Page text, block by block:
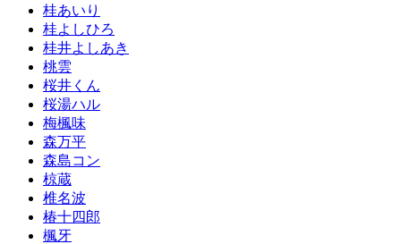
桂あいり
桂よしひろ
桂井よしあき
桃雲
桜井くん
桜湯ハル
梅楓味
森万平
森島コン
椋蔵
椎名波
椿十四郎
楓牙